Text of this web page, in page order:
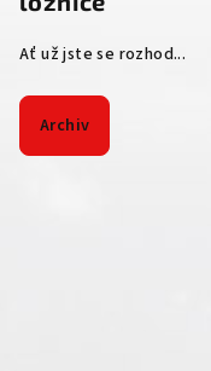
Ať už jste se rozhod...
Archiv